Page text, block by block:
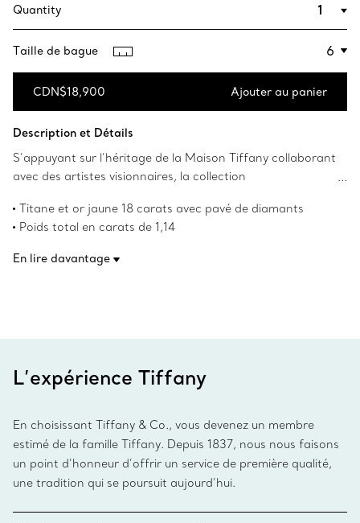
Quantity
Taille de bague
CDN$18,900 Ajouter au panier
Description et Détails
S’appuyant sur l’héritage de la Maison Tiffany collaborant
avec des artistes visionnaires, la collection
rébellion comme catalyseur de créativité. Ces œuvres
s’inspirent de Poséidon et de son trident. Le motif
audacieux sont fabriqués en or 18 carats et en titane pour
diamants au sertissage en queue de poisson permettent à
brillance.
Titane et or jaune 18 carats avec pavé de diamants
Poids total en carats de 1,14
En lire davantage
L’expérience Tiffany
En choisissant Tiffany & Co., vous devenez un membre
estimé de la famille Tiffany. Depuis 1837, nous nous faisons
un point d’honneur d’offrir un service de première qualité,
une tradition qui se poursuit aujourd’hui.